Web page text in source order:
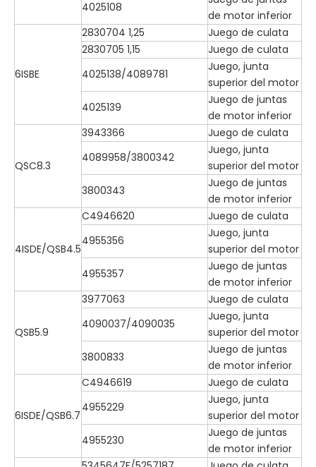
4025108
de motor inferior
6ISBE
2830704 1,25
Juego de culata
2830705 1,15
Juego de culata
4025138/4089781
Juego, junta
superior del motor
4025139
Juego de juntas
de motor inferior
QSC8.3
3943366
Juego de culata
4089958/3800342
Juego, junta
superior del motor
3800343
Juego de juntas
de motor inferior
4ISDE/QSB4.5
C4946620
Juego de culata
4955356
Juego, junta
superior del motor
4955357
Juego de juntas
de motor inferior
QSB5.9
3977063
Juego de culata
4090037/4090035
Juego, junta
superior del motor
3800833
Juego de juntas
de motor inferior
6ISDE/QSB6.7
C4946619
Juego de culata
4955229
Juego, junta
superior del motor
4955230
Juego de juntas
de motor inferior